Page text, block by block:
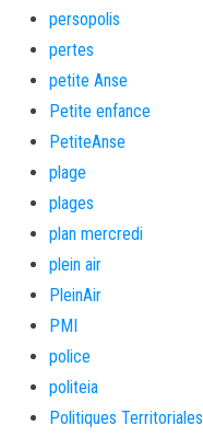
persopolis
pertes
petite Anse
Petite enfance
PetiteAnse
plage
plages
plan mercredi
plein air
PleinAir
PMI
police
politeia
Politiques Territoriales